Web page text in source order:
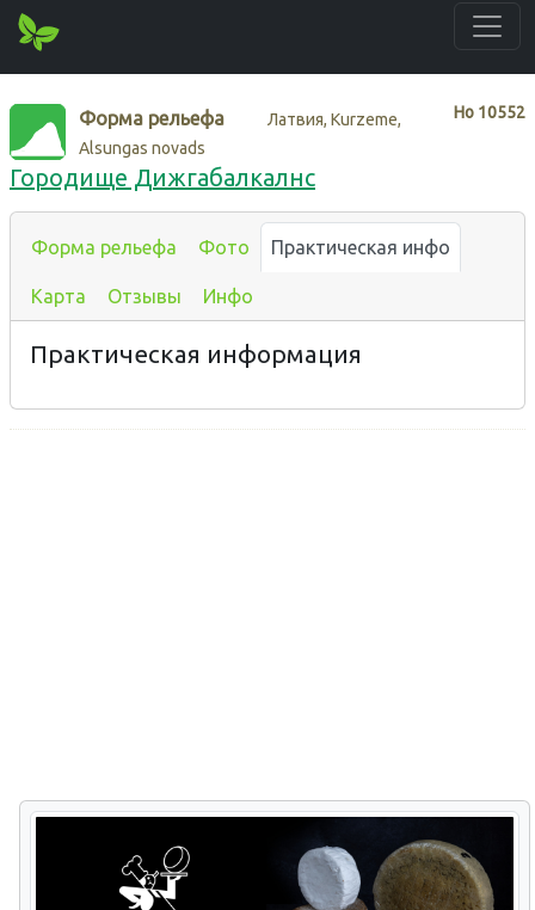
Нo 10552
Форма рельефа
Латвия, Kurzeme,
Alsungas novads
Городище Дижгабалкалнс
Форма рельефа Фото Практическая инфо
Карта Отзывы Инфо
Практическая информация